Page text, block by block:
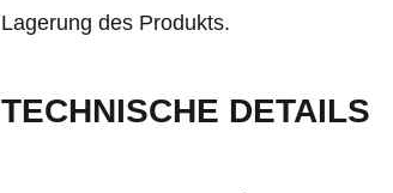
Lagerung des Produkts.
TECHNISCHE DETAILS